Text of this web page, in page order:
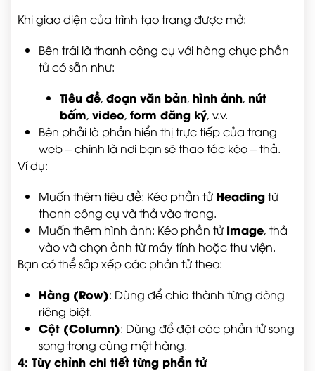
Khi giao diện của trình tạo trang được mở:
Bên trái là thanh công cụ với hàng chục phần
tử có sẵn như:
Tiêu đề, đoạn văn bản, hình ảnh, nút
bấm, video, form đăng ký, v.v.
Bên phải là phần hiển thị trực tiếp của trang
web – chính là nơi bạn sẽ thao tác kéo – thả.
Ví dụ:
Muốn thêm tiêu đề: Kéo phần tử Headingtừ
thanh công cụ và thả vào trang.
Muốn thêm hình ảnh: Kéo phần tử Image, thả
vào và chọn ảnh từ máy tính hoặc thư viện.
Bạn có thể sắp xếp các phần tử theo:
Hàng (Row): Dùng để chia thành từng dòng
riêng biệt.
Cột (Column): Dùng để đặt các phần tử song
song trong cùng một hàng.
4: Tùy chỉnh chi tiết từng phần tử